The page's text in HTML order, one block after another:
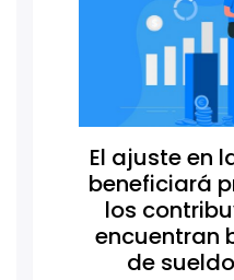
El ajuste en
beneficiará
los
encuentran
de